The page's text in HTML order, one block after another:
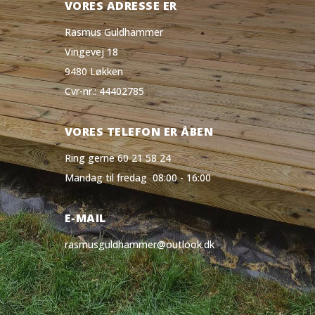
VORES ADRESSE ER
Rasmus Guldhammer
Vingevej 18
9480 Løkken
Cvr-nr.: 44402785
VORES TELEFON ER ÅBEN
Ring gerne 60 21 58 24
Mandag til fredag 08:00 - 16:00
E-MAIL
rasmusguldhammer@outlook.dk